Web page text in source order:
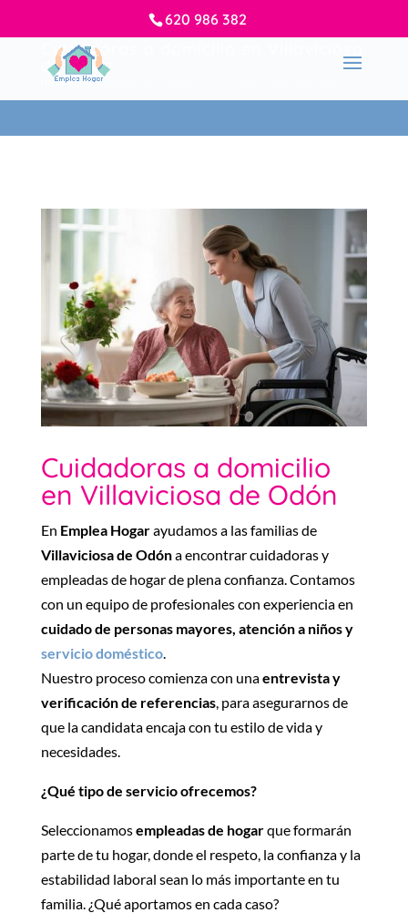
620 986 382
Cuidadoras a domicilio en Villaviciosa
de Odón
Inicio-Cuidadoras a domicilio Villaviciosa de Odón
Cuidadoras a domicilio
en Villaviciosa de Odón
En Emplea Hogarayudamos a las familias de
Villaviciosa de Odóna encontrar cuidadoras y
empleadas de hogar de plena confianza. Contamos
con un equipo de profesionales con experiencia en
cuidado de personas mayores, atención a niños y
servicio doméstico.
Nuestro proceso comienza con unaentrevista y
verificación de referencias, para asegurarnos de
que la candidata encaja con tu estilo de vida y
necesidades.
¿Qué tipo de servicio ofrecemos?
Seleccionamosempleadas de hogarque formarán
parte de tu hogar, donde el respeto, la confianza y la
estabilidad laboral sean lo más importante en tu
familia. ¿Qué aportamos en cada caso?